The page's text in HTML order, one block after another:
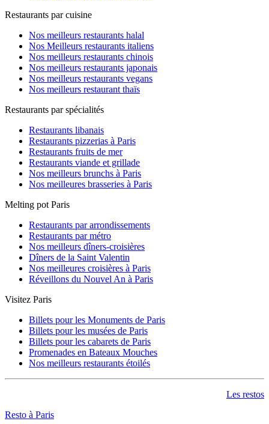
Restaurants par cuisine
Nos meilleurs restaurants halal
Nos Meilleurs restaurants italiens
Nos meilleurs restaurants chinois
Nos meilleurs restaurants japonais
Nos meilleurs restaurants vegans
Nos meilleurs restaurant thaïs
Restaurants par spécialités
Restaurants libanais
Restaurants pizzerias à Paris
Restaurants fruits de mer
Restaurants viande et grillade
Nos meilleurs brunchs à Paris
Nos meilleures brasseries à Paris
Melting pot Paris
Restaurants par arrondissements
Restaurants par métro
Nos meilleurs dîners-croisières
Dîners de la Saint Valentin
Nos meilleures croisières à Paris
Réveillons du Nouvel An à Paris
Visitez Paris
Billets pour les Monuments de Paris
Billets pour les musées de Paris
Billets pour les cabarets de Paris
Promenades en Bateaux Mouches
Nos meilleurs restaurants étoilés
Les restos
Resto à Paris